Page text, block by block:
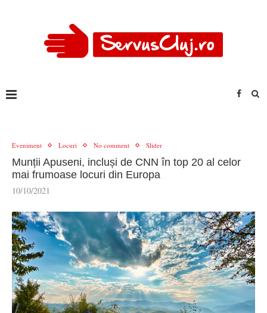
Eveniment Locuri No comment Slider
Munții Apuseni, incluși de CNN în top 20 al celor
mai frumoase locuri din Europa
10/10/2021